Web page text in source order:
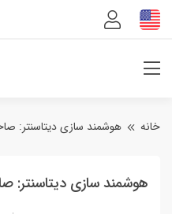
خانه هوشمند سازی دیتاسنتر:
هوشمند سازی دیتاسنتر: